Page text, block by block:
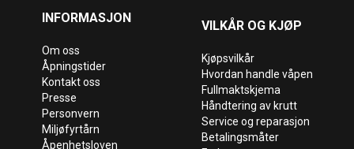
INFORMASJON
Om oss
Åpningstider
Kontakt oss
Presse
Personvern
Miljøfyrtårn
Åpenhetsloven
VILKÅR OG KJØP
Kjøpsvilkår
Hvordan handle våpen
Fullmaktskjema
Håndtering av krutt
Service og reparasjon
Betalingsmåter